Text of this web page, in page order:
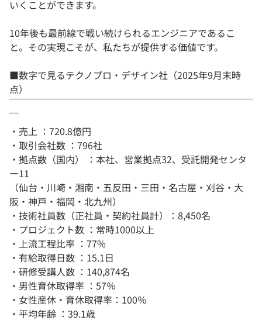
いくことができます。
10年後も最前線で戦い続けられるエンジニアであるこ
と。その実現こそが、私たちが提供する価値です。
■数字で見るテクノプロ・デザイン社（2025年9月末時
点）
￣￣￣￣￣￣￣￣￣￣￣￣￣￣￣￣￣￣￣￣￣￣￣￣￣￣
￣
・売上 ：720.8億円
・取引会社数 ：796社
・拠点数（国内） ：本社、営業拠点32、受託開発センタ
ー11
（仙台・川崎・湘南・五反田・三田・名古屋・刈谷・大
阪・神戸・福岡・北九州）
・技術社員数（正社員・契約社員計）：8,450名
・プロジェクト数 ：常時1000以上
・上流工程比率 ：77%
・有給取得日数 ：15.1日
・研修受講人数 ：140,874名
・男性育休取得率 ：57％
・女性産休・育休取得率：100％
・平均年齢 ：39.1歳